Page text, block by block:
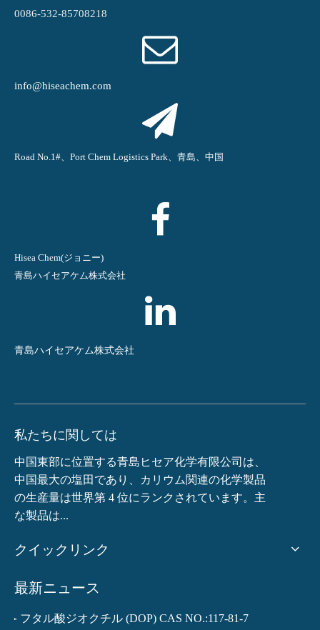
0086-532-85708218
info@hiseachem.com
Road No.1#、Port Chem Logistics Park、青島、中国
Hisea Chem(ジョニー)
青島ハイセアケム株式会社
青島ハイセアケム株式会社
私たちに関しては
中国東部に位置する青島ヒセア化学有限公司は、
中国最大の塩田であり、カリウム関連の化学製品
の生産量は世界第 4 位にランクされています。主
な製品は...
クイックリンク
最新ニュース
フタル酸ジオクチル (DOP) CAS NO.:117-81-7